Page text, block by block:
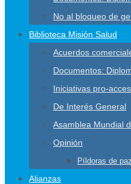
No al bloqueo de
Biblioteca Misión Salud
Acuerdos
Documentos:
Iniciativas pro-
De Interés General
Asamblea Mundial
Opinión
Píldoras de paz
Alianzas